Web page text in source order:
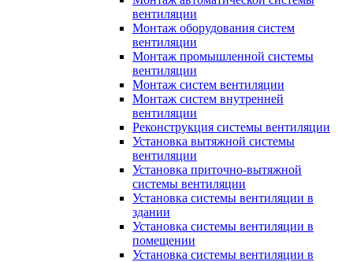
вентиляции
Монтаж оборудования систем
вентиляции
Монтаж промышленной системы
вентиляции
Монтаж систем вентиляции
Монтаж систем внутренней
вентиляции
Реконструкция системы вентиляции
Установка вытяжной системы
вентиляции
Установка приточно-вытяжной
системы вентиляции
Установка системы вентиляции в
здании
Установка системы вентиляции в
помещении
Установка системы вентиляции в